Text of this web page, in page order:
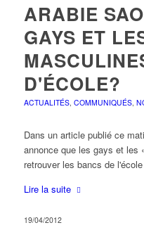
ARABIE
GAYS ET
D'ÉCOLE?
ACTUALITÉS, COMMUNIQUÉS,
Dans un article publié ce
annonce que les gays et les
retrouver les bancs de
Lire la suite
19/04/2012